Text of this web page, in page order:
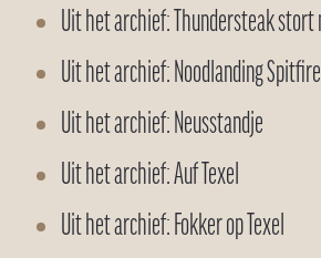
Uit het archief: Thundersteak stort
Uit het archief: Noodlanding Spitfire
Uit het archief: Neusstandje
Uit het archief: Auf Texel
Uit het archief: Fokker op Texel